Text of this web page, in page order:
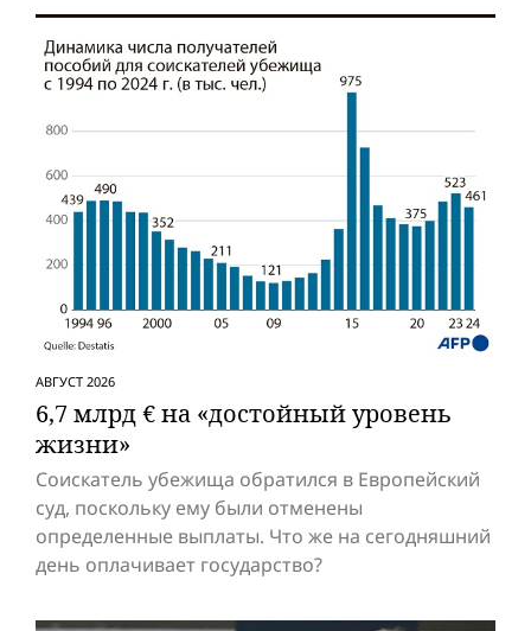
АВГУСТ 2026
6,7 млрд € на «достойный уровень
жизни»
Соискатель убежища обратился в Европейский
суд, поскольку ему были отменены
определенные выплаты. Что же на сегодняшний
день оплачивает государство?